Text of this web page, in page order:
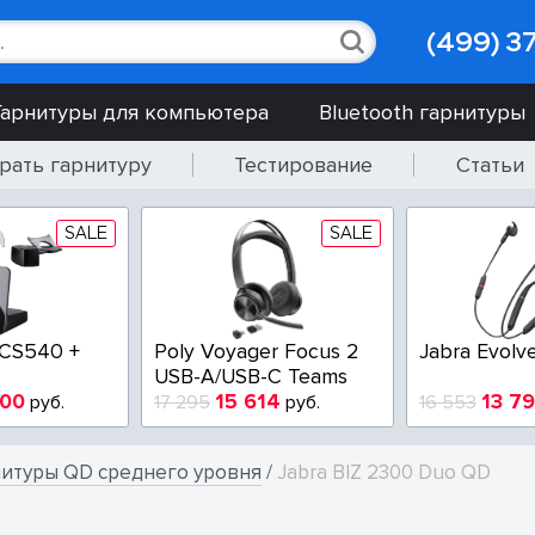
(499)
для компьютера Bluetooth гарнитуры
гарнитуру
Тестирование Статьи
Blackwire 3210-A
3 100
EPOS IMPACT SC 230
USB
9 729 6 005 9
QD среднего уровня / Jabra BIZ 2300 Duo QD